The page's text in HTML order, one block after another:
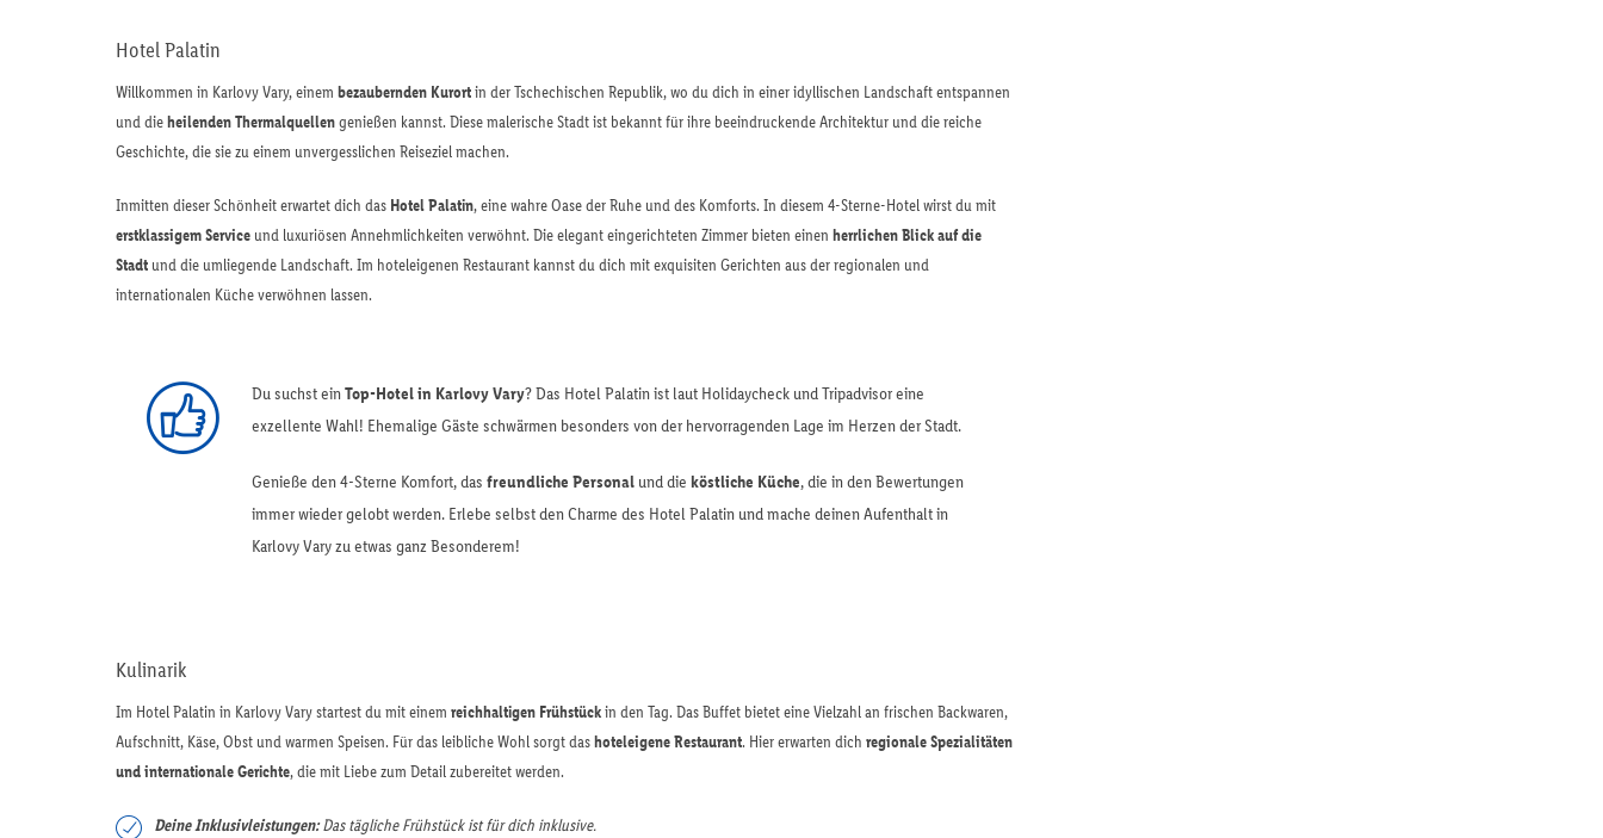
Hotel Palatin
Willkommen in Karlovy Vary, einem bezaubernden Kurortin der Tschechischen Republik, wo du dich in einer idyllischen Landschaft entspannen
und dieheilenden Thermalquellengenießen kannst. Diese malerische Stadt ist bekannt für ihre beeindruckende Architektur und die reiche
Geschichte, die sie zu einem unvergesslichen Reiseziel machen.
Inmitten dieser Schönheit erwartet dich das Hotel Palatin, eine wahre Oase der Ruhe und des Komforts. In diesem 4-Sterne-Hotel wirst du mit
erstklassigem Service und luxuriösen Annehmlichkeiten verwöhnt. Die elegant eingerichteten Zimmer bieten einen herrlichen Blick auf die
Stadt und die umliegende Landschaft. Im hoteleigenen Restaurant kannst du dich mit exquisiten Gerichten aus der regionalen und
internationalen Küche verwöhnen lassen.
Du suchst einTop-Hotel in Karlovy Vary? Das Hotel Palatin ist laut Holidaycheck und Tripadvisor eine
exzellente Wahl! Ehemalige Gäste schwärmen besonders von der hervorragenden Lage im Herzen der Stadt.
Genieße den 4-Sterne Komfort, das freundliche Personal und die köstliche Küche, die in den Bewertungen
immer wieder gelobt werden. Erlebe selbst den Charme des Hotel Palatin und mache deinen Aufenthalt in
Karlovy Vary zu etwas ganz Besonderem!
Kulinarik
Im Hotel Palatin in Karlovy Vary startest du mit einem reichhaltigen Frühstückin den Tag. Das Buffet bietet eine Vielzahl an frischen Backwaren,
Aufschnitt, Käse, Obst und warmen Speisen. Für das leibliche Wohl sorgt dashoteleigene Restaurant. Hier erwarten dich regionale Spezialitäten
und internationale Gerichte, die mit Liebe zum Detail zubereitet werden.
Deine Inklusivleistungen:Das tägliche Frühstück ist für dich inklusive.